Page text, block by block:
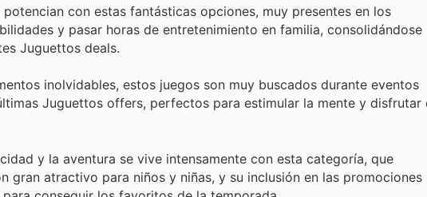
con estas fantásticas opciones, muy presentes en los
y pasar horas de entretenimiento en familia, consolidándose
Juguettos deals.
inolvidables, estos juegos son muy buscados durante eventos
Juguettos offers, perfectos para estimular la mente y disfrutar
y la aventura se vive intensamente con esta categoría, que
gran atractivo para niños y niñas, y su inclusión en las promociones